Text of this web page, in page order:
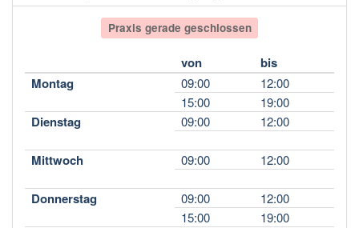
Praxis gerade geschlossen
von
bis
Montag
09:00
12:00
15:00
19:00
Dienstag 09:00 12:00
Mittwoch 09:00 12:00
Donnerstag 09:00
12:00
15:00
19:00